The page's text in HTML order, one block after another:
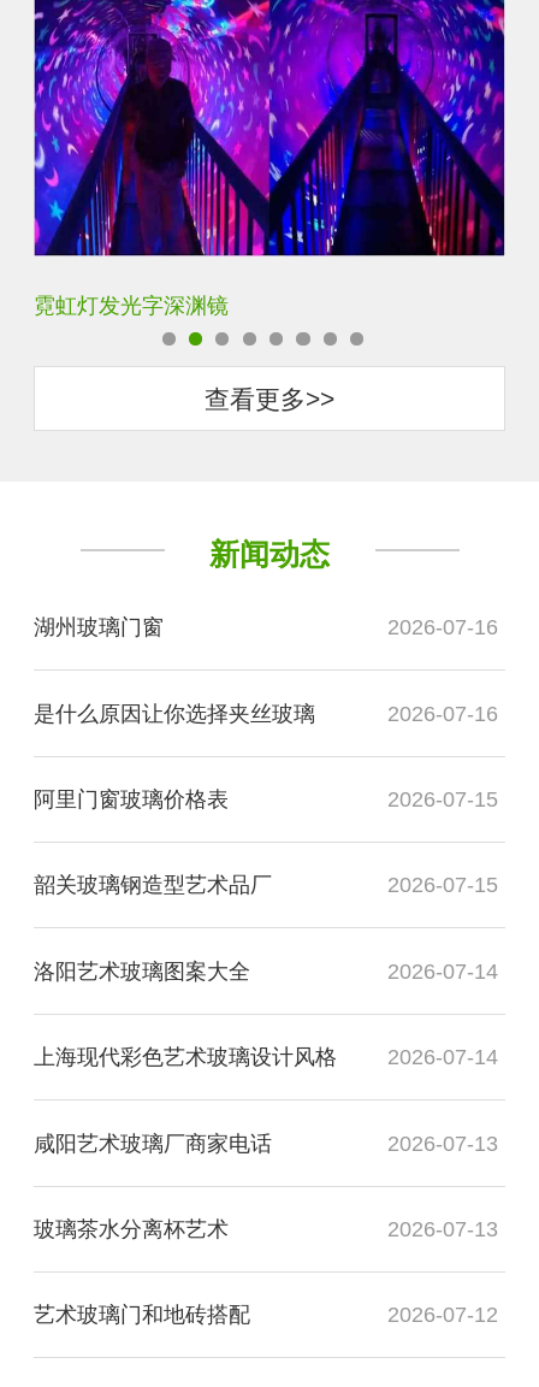
霓虹灯发光字深渊镜
查看更多>>
新闻动态
湖州玻璃门窗 2026-07-16
是什么原因让你选择夹丝玻璃 2026-07-16
阿里门窗玻璃价格表 2026-07-15
韶关玻璃钢造型艺术品厂 2026-07-15
洛阳艺术玻璃图案大全 2026-07-14
上海现代彩色艺术玻璃设计风格 2026-07-14
咸阳艺术玻璃厂商家电话 2026-07-13
玻璃茶水分离杯艺术 2026-07-13
艺术玻璃门和地砖搭配 2026-07-12